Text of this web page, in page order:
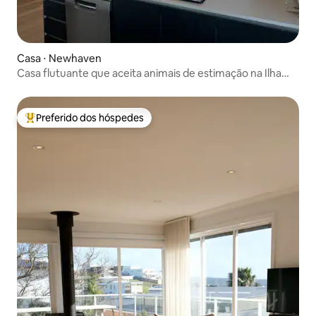
Casa ⋅ Newhaven
Casa flutuante que aceita animais de estimação na Ilha
Entre os melhores preferidos dos hóspedes
Preferido dos hóspedes